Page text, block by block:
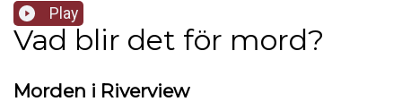
Play
Vad blir det för mord?
Morden i Riverview